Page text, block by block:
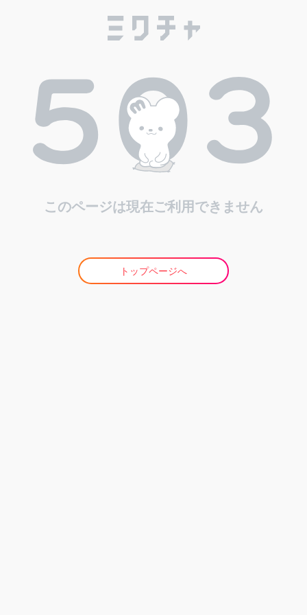
このページは現在ご利用できません